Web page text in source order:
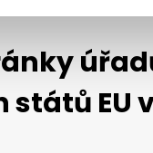
států